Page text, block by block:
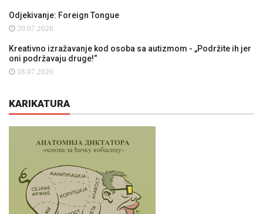
Odjekivanje: Foreign Tongue
20.07.2026
Kreativno izražavanje kod osoba sa autizmom - „Podržite ih jer
oni podržavaju druge!“
18.07.2026
KARIKATURA